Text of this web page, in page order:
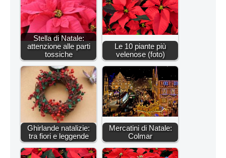
Stella di Natale:
attenzione alle parti
tossiche
Le 10 piante più
velenose (foto)
Ghirlande natalizie:
tra fiori e leggende
Mercatini di Natale:
Colmar